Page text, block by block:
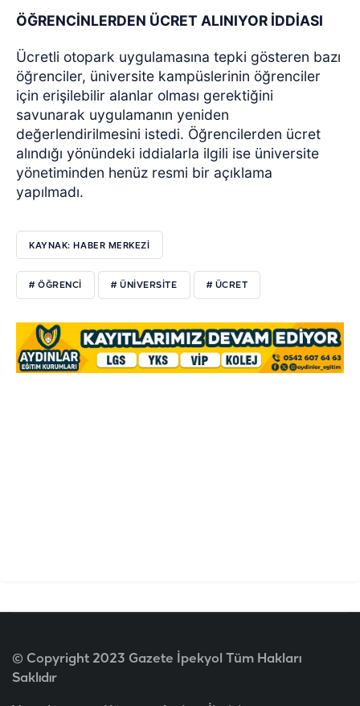
ÖĞRENCİNLERDEN ÜCRET ALINIYOR İDDİASI
Ücretli otopark uygulamasına tepki gösteren bazı
öğrenciler, üniversite kampüslerinin öğrenciler
için erişilebilir alanlar olması gerektiğini
savunarak uygulamanın yeniden
değerlendirilmesini istedi. Öğrencilerden ücret
alındığı yönündeki iddialarla ilgili ise üniversite
yönetiminden henüz resmi bir açıklama
yapılmadı.
KAYNAK: HABER MERKEZİ
# ÖĞRENCI # ÜNIVERSITE # ÜCRET
© Copyright 2023 Gazete İpekyol Tüm Hakları
Saklıdır